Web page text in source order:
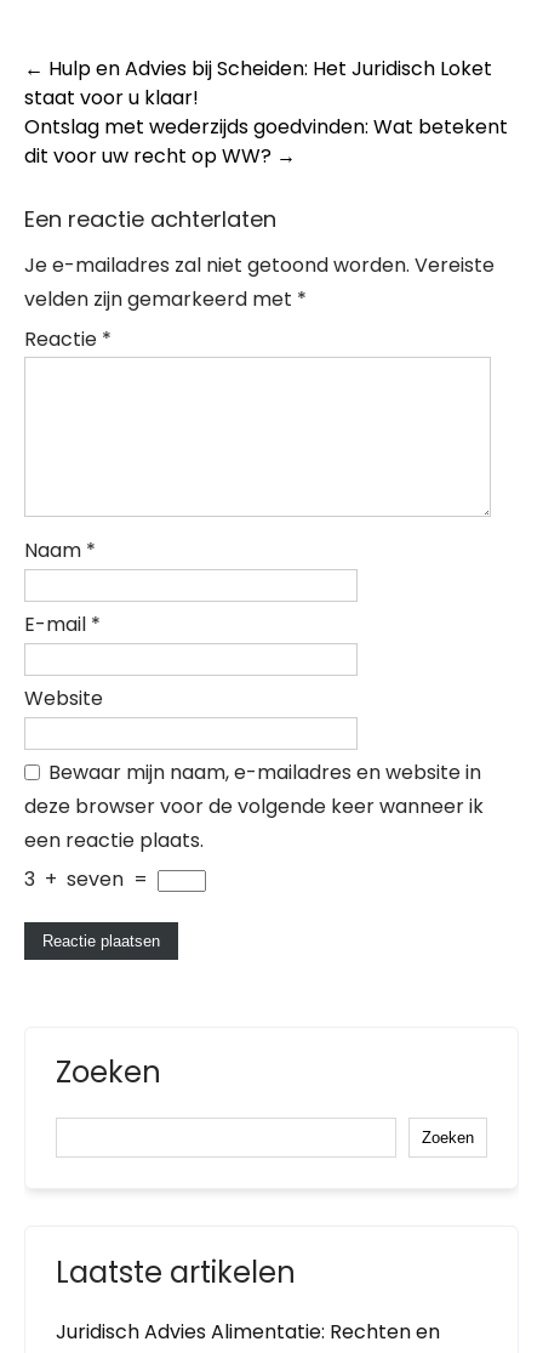
Post
navigation
← Hulp en Advies bij Scheiden: Het Juridisch Loket
staat voor u klaar!
Ontslag met wederzijds goedvinden: Wat betekent
dit voor uw recht op WW? →
Een reactie achterlaten
Je e-mailadres zal niet getoond worden. Vereiste
velden zijn gemarkeerd met *
Reactie *
Naam *
E-mail *
Website
Bewaar mijn naam, e-mailadres en website in
deze browser voor de volgende keer wanneer ik
een reactie plaats.
3 + seven =
Zoeken
Zoeken
Laatste artikelen
Juridisch Advies Alimentatie: Rechten en